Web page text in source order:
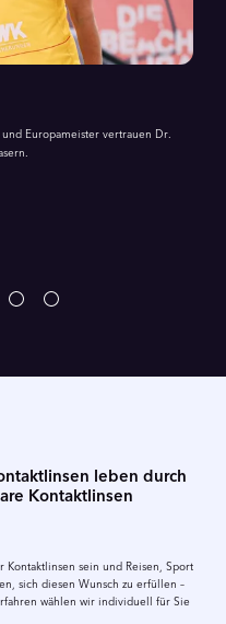
Europameister vertrauen Dr.
leben durch
Kontaktlinsen
sein und Reisen, Sport
sich diesen Wunsch zu erfüllen –
wählen wir individuell für Sie